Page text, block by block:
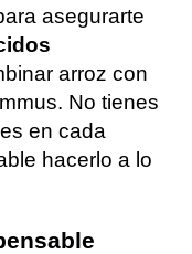
asegurarte
arroz con
No tienes
en cada
hacerlo a lo